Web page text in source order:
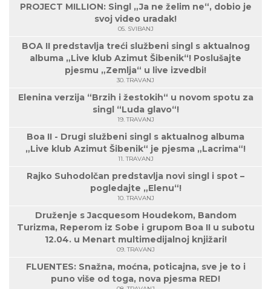
PROJECT MILLION: Singl „Ja ne želim ne“, dobio je
svoj video uradak!
05. SVIBANJ
BOA II predstavlja treći službeni singl s aktualnog
albuma „Live klub Azimut Šibenik“! Poslušajte
pjesmu „Zemlja“ u live izvedbi!
30. TRAVANJ
Elenina verzija “Brzih i žestokih“ u novom spotu za
singl “Luda glavo“!
19. TRAVANJ
Boa II - Drugi službeni singl s aktualnog albuma
„Live klub Azimut Šibenik“ je pjesma „Lacrima“!
11. TRAVANJ
Rajko Suhodolčan predstavlja novi singl i spot –
pogledajte „Elenu“!
10. TRAVANJ
Druženje s Jacquesom Houdekom, Bandom
Turizma, Reperom iz Sobe i grupom Boa II u subotu
12.04. u Menart multimedijalnoj knjižari!
09. TRAVANJ
FLUENTES: Snažna, moćna, poticajna, sve je to i
puno više od toga, nova pjesma RED!